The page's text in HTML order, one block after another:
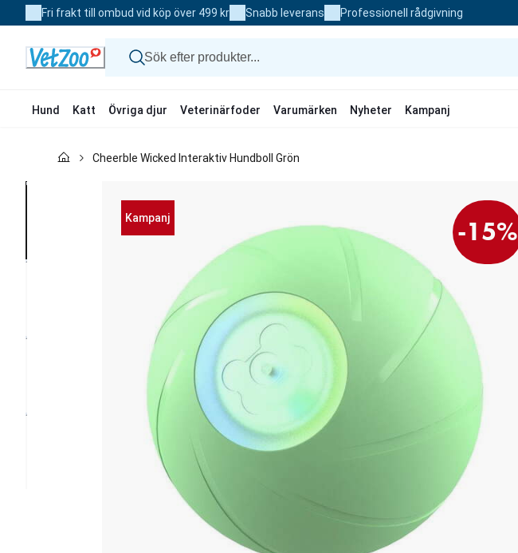
to
Fri frakt till ombud vid köp över 499 kr Snabb leverans Professionell rådgivning
Hund Katt Övriga djur Veterinärfoder Varumärken Nyheter Kampanj
Cheerble Wicked Interaktiv Hundboll Grön
Kampanj -15%